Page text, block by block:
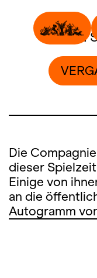
16.
Die
dieser
Einige von
an die
Autogramm